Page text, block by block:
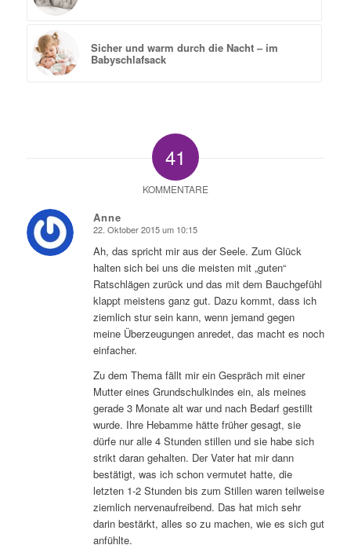
Sicher und warm durch die Nacht – im
Babyschlafsack
41
KOMMENTARE
Anne
sagte:
22. Oktober 2015 um 10:15
Ah, das spricht mir aus der Seele. Zum Glück
halten sich bei uns die meisten mit „guten“
Ratschlägen zurück und das mit dem Bauchgefühl
klappt meistens ganz gut. Dazu kommt, dass ich
ziemlich stur sein kann, wenn jemand gegen
meine Überzeugungen anredet, das macht es noch
einfacher.
Zu dem Thema fällt mir ein Gespräch mit einer
Mutter eines Grundschulkindes ein, als meines
gerade 3 Monate alt war und nach Bedarf gestillt
wurde. Ihre Hebamme hätte früher gesagt, sie
dürfe nur alle 4 Stunden stillen und sie habe sich
strikt daran gehalten. Der Vater hat mir dann
bestätigt, was ich schon vermutet hatte, die
letzten 1-2 Stunden bis zum Stillen waren teilweise
ziemlich nervenaufreibend. Das hat mich sehr
darin bestärkt, alles so zu machen, wie es sich gut
anfühlte.